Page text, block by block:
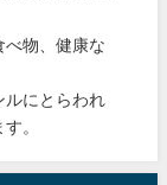
べ物、健康な
にとらわれ
。